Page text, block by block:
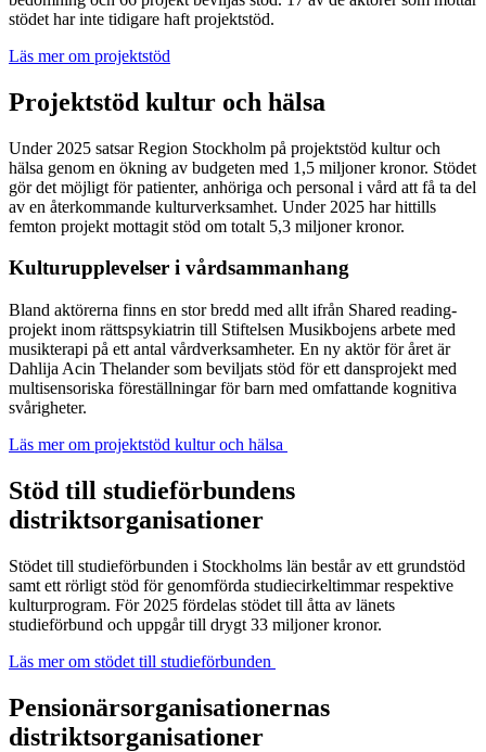
stödet har inte tidigare haft projektstöd.
Läs mer om projektstöd
Projektstöd kultur och hälsa
Under 2025 satsar Region Stockholm på projektstöd kultur och
hälsa genom en ökning av budgeten med 1,5 miljoner kronor. Stödet
gör det möjligt för patienter, anhöriga och personal i vård att få ta del
av en återkommande kulturverksamhet. Under 2025 har hittills
femton projekt mottagit stöd om totalt 5,3 miljoner kronor.
Kulturupplevelser i vårdsammanhang
Bland aktörerna finns en stor bredd med allt ifrån Shared reading-
projekt inom rättspsykiatrin till Stiftelsen Musikbojens arbete med
musikterapi på ett antal vårdverksamheter. En ny aktör för året är
Dahlija Acin Thelander som beviljats stöd för ett dansprojekt med
multisensoriska föreställningar för barn med omfattande kognitiva
svårigheter.
Läs mer om projektstöd kultur och hälsa
Stöd till studieförbundens
distriktsorganisationer
Stödet till studieförbunden i Stockholms län består av ett grundstöd
samt ett rörligt stöd för genomförda studiecirkeltimmar respektive
kulturprogram. För 2025 fördelas stödet till åtta av länets
studieförbund och uppgår till drygt 33 miljoner kronor.
Läs mer om stödet till studieförbunden
Pensionärsorganisationernas
distriktsorganisationer